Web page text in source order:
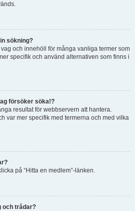
sökning?
och innehöll för många vanliga termer som
specifik och använd alternativen som finns i
försöker söka!?
resultat för webbservern att hantera.
var mer specifik med termerna och med vilka
på “Hitta en medlem”-länken.
och trådar?